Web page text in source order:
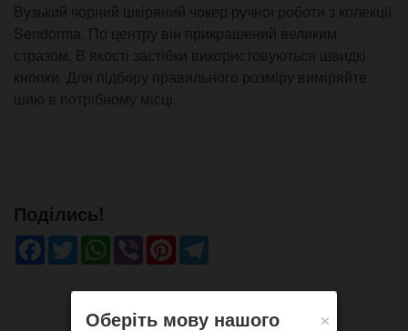
Вузький чорний шкіряний чокер ручної роботи з колекції
Sendorma. По центру він прикрашений великим
стразом. В якості застібки використовуються швидкі
кнопки. Для підбору правильного розміру виміряйте
шию в потрібному місці.
Поділись!
Facebook
TwitterWhatsApp
ViberPinterest
×
Оберіть мову нашого